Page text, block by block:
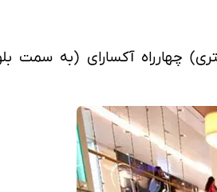
که گفتیم؛ پاساژ هیستوریا استانبول در